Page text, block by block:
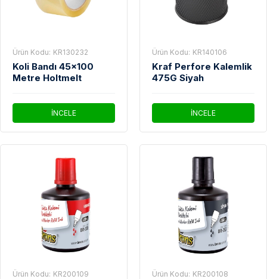
Ürün Kodu: KR130232
Koli Bandı 45x100
Metre Holtmelt
İNCELE
Ürün Kodu: KR140106
Kraf Perfore Kalemlik
475G Siyah
İNCELE
Ürün Kodu: KR200109 Ürün Kodu: KR200108